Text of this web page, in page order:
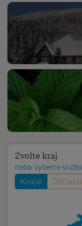
Zvolte kraj
nebo vyberte
Kraje Oblasti